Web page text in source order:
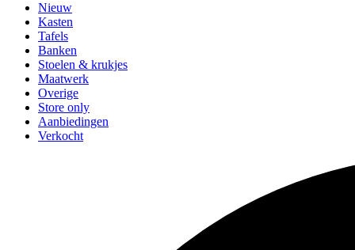
Nieuw
Kasten
Tafels
Banken
Stoelen & krukjes
Maatwerk
Overige
Store only
Aanbiedingen
Verkocht